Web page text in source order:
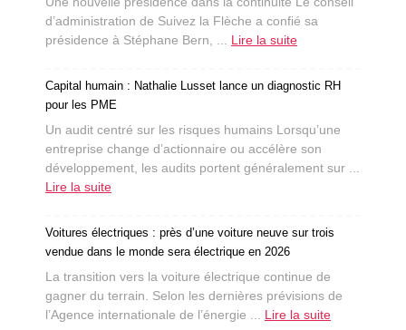
d’administration de Suivez la Flèche a confié sa
présidence à Stéphane Bern, ... Lire la suite
Capital humain : Nathalie Lusset lance un diagnostic RH
pour les PME
Un audit centré sur les risques humains Lorsqu’une
entreprise change d’actionnaire ou accélère son
développement, les audits portent généralement sur ...
Lire la suite
Voitures électriques : près d’une voiture neuve sur trois
vendue dans le monde sera électrique en 2026
La transition vers la voiture électrique continue de
gagner du terrain. Selon les dernières prévisions de
l’Agence internationale de l’énergie ... Lire la suite